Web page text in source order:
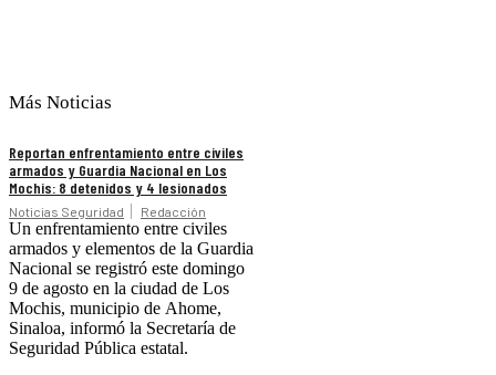
Más Noticias
Reportan enfrentamiento entre civiles
armados y Guardia Nacional en Los
Mochis: 8 detenidos y 4 lesionados
Noticias Seguridad Redacción
Un enfrentamiento entre civiles
armados y elementos de la Guardia
Nacional se registró este domingo
9 de agosto en la ciudad de Los
Mochis, municipio de Ahome,
Sinaloa, informó la Secretaría de
Seguridad Pública estatal.